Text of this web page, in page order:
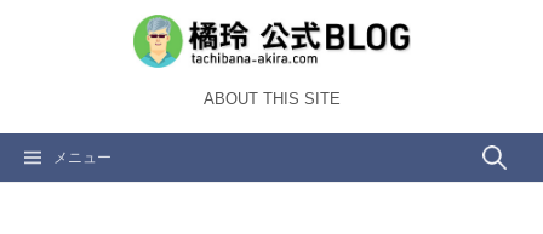
ツ
ABOUT THIS SITE
メニュー 検